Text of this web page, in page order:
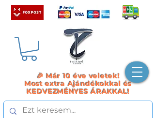
🎉 Már 10 éve veletek!
Most extra Ajándékokkal és
KEDVEZMÉNYES ÁRAKKAL!